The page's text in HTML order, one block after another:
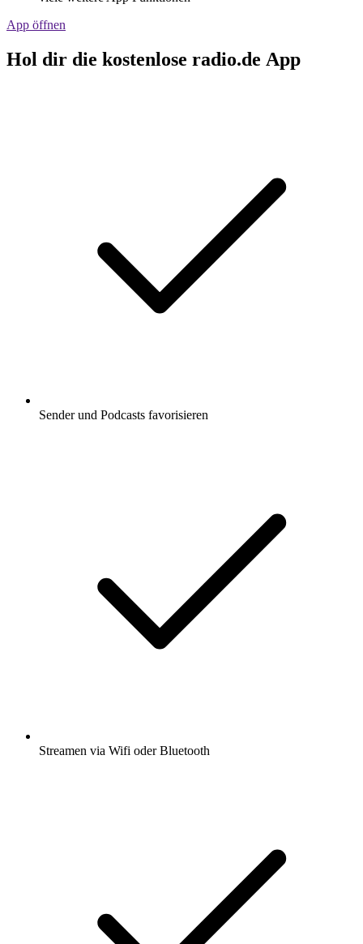
App öffnen
Hol dir die kostenlose radio.de App
Sender und Podcasts favorisieren
Streamen via Wifi oder Bluetooth